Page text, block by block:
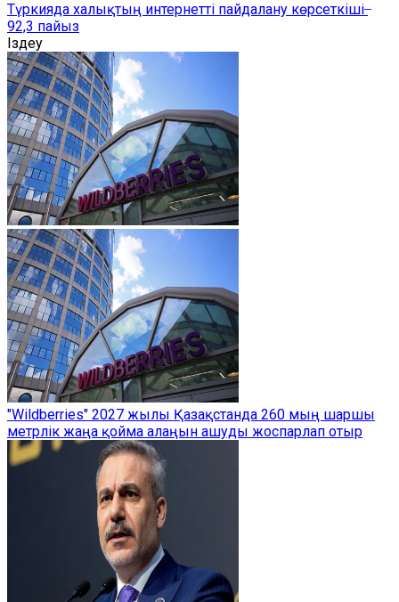
Түркияда халықтың интернетті пайдалану көрсеткіші ̶
92,3 пайыз
Іздеу
"Wildberries" 2027 жылы Қазақстанда 260 мың шаршы
метрлік жаңа қойма алаңын ашуды жоспарлап отыр